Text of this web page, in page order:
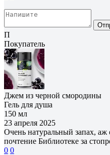
П
Покупатель
Джем из черной смородины
Гель для душа
150 мл
23 апреля 2025
Очень натуральный запах,
почтение Библиотеке за
0 0